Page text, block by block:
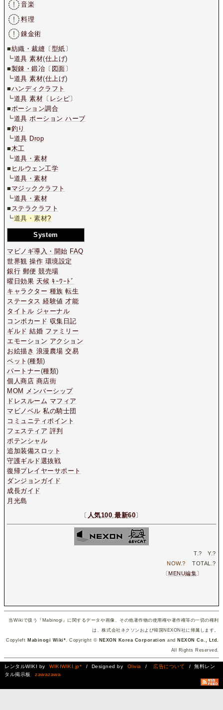
音楽
料理
錬金術
■紡織・裁縫 〔 型紙 〕
┗道具 素材(仕上げ)
■製錬・鍛冶 〔 図面 〕
┗道具 素材(仕上げ)
■ハンディクラフト
┗道具 素材 〔 レシピ〕
■ポーション調合
┗道具 ポーション ハーブ
■釣り
┗道具 Drop
■木工
┗道具・素材
■ ヒルウェン工学
┗道具・素材
■ マジッククラフト
┗道具・素材
■ ステラクラフト
┗道具・素材?
System
マビノギ導入・開始 FAQ
世界観 操作 環境設定
銀行 郵便 競売場
曜日効果 天候 ｷｰﾜｰﾄﾞ
キャラクター 種族 転生
ステータス 経験値 才能
タイトル ジャーナル
コンボカード 収集日記
ギルド 結婚 ファミリー
エモーション アクション
お絵描き 浪漫農場 交易
ペット (種類)
パートナー(種類)
個人商店 商店街
MOM メンバーシップ
ドレスルーム マフィア
マビノベル 私の騎士団
コミュニティポイント
フェスティア 評判
ポテンシャル
追加装備スロット
守護ギルド選抜戦
復帰プレイヤーサポート
ダンジョンガイド
成長ガイド
月光島
〔 人気100,最新60〕
T.? Y.?
NOW.? TOTAL.?
〔 MENU編集〕
当Wikiで扱う『Mabinogi』に関するデータや画像、その他著作物の使用権や著作権等の一切の権利
は、株式会社ネクソンおよび韓国NEXON社に帰属します。
Copyleft Mabinogi Wiki* . Copyright © NEXON Korea Corporation and NEXON Co., Ltd.
All Rights Reserved.
レンタルWIKI by WIKIWIKI.jp* / Designed by Olivia / 広告について
/ 無料レン
タル掲示板
zawazawa